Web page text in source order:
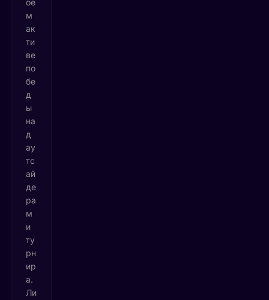
оё
м
ак
ти
ве
по
бе
д
ы
на
д
ау
тс
ай
де
ра
м
и
ту
рн
ир
а.
Ли